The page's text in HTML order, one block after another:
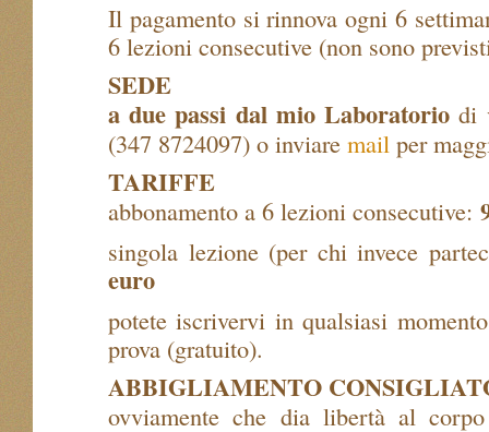
Il pagamento si rinnova ogni 6
6 lezioni consecutive (non sono
SEDE
a due passi dal mio Laboratorio di
(347 8724097) o inviare mail per
TARIFFE
abbonamento a 6 lezioni consecutive:
singola lezione (per chi invece
euro
potete iscrivervi in qualsiasi
prova (gratuito).
ABBIGLIAMENTO
ovviamente che dia libertà al